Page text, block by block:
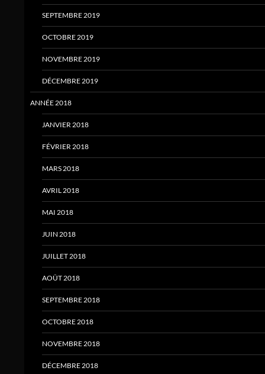
SEPTEMBRE 2019
OCTOBRE 2019
NOVEMBRE 2019
DÉCEMBRE 2019
ANNÉE 2018
JANVIER 2018
FÉVRIER 2018
MARS 2018
AVRIL 2018
MAI 2018
JUIN 2018
JUILLET 2018
AOÛT 2018
SEPTEMBRE 2018
OCTOBRE 2018
NOVEMBRE 2018
DÉCEMBRE 2018